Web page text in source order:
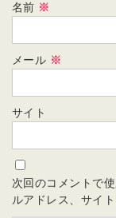
名前 ※
メール ※
サイト
次回のコメントで
ルアドレス、サイト